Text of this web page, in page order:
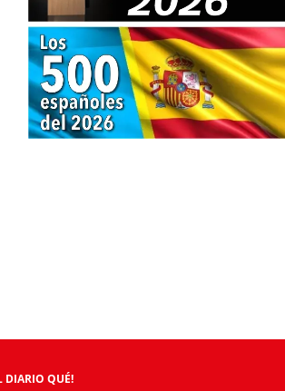
DIARIO QUÉ!